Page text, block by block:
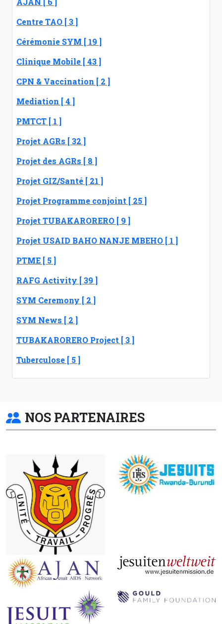
Centre TAO [ 3 ]
Cérémonie SYM [ 19 ]
Clinique Mobile [ 43 ]
CPN & Vaccination [ 2 ]
Mediation [ 4 ]
PMTCT [ 1 ]
Projet AGRs [ 32 ]
Projet des AGRs [ 8 ]
Projet GIZ/Santé [ 21 ]
Projet Programme conjoint [ 25 ]
Projet TUBAKARORERO [ 9 ]
Projet USAID BAHO NANJE MBEHO [ 1 ]
PTME [ 5 ]
RAFG Activity [ 39 ]
SYM Ceremony [ 2 ]
SYM News [ 2 ]
TUBAKARORERO Project [ 3 ]
Tuberculose [ 5 ]
NOS PARTENAIRES